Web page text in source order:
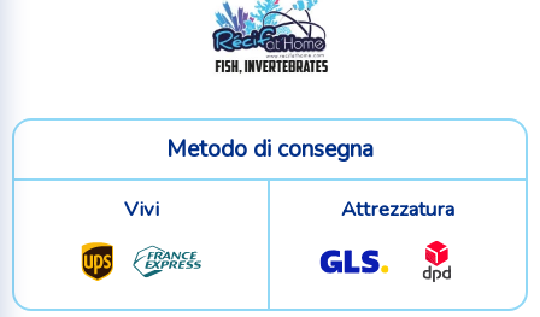
Metodo di consegna
Vivi Attrezzatura